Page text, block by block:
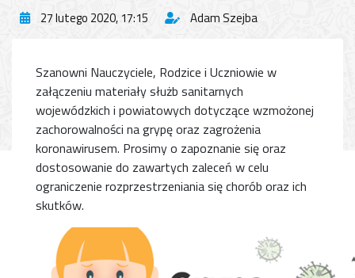
27 lutego 2020, 17:15 Adam Szejba
Szanowni Nauczyciele, Rodzice i Uczniowie w
załączeniu materiały służb sanitarnych
wojewódzkich i powiatowych dotyczące wzmożonej
zachorowalności na grypę oraz zagrożenia
koronawirusem. Prosimy o zapoznanie się oraz
dostosowanie do zawartych zaleceń w celu
ograniczenie rozprzestrzeniania się chorób oraz ich
skutków.